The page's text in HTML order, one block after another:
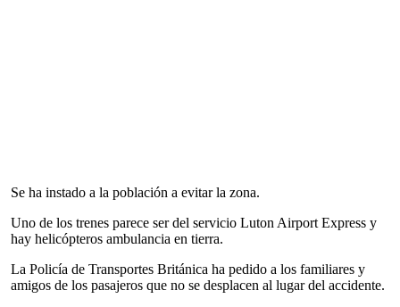
Se ha instado a la población a evitar la zona.
Uno de los trenes parece ser del servicio Luton Airport Express y
hay helicópteros ambulancia en tierra.
La Policía de Transportes Británica ha pedido a los familiares y
amigos de los pasajeros que no se desplacen al lugar del accidente.